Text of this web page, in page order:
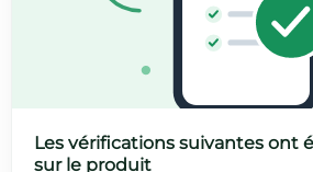
Les vérifications suivantes ont
sur le produit